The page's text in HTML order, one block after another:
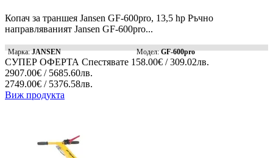
Копач за траншея Jansen GF-600pro, 13,5 hp Ръчно
направляваният Jansen GF-600pro...
Марка:JANSEN Модел:GF-600pro
СУПЕР ОФЕРТА Спестявате 158.00€ / 309.02лв.
2907.00€ / 5685.60лв.
2749.00€ / 5376.58лв.
Виж продукта